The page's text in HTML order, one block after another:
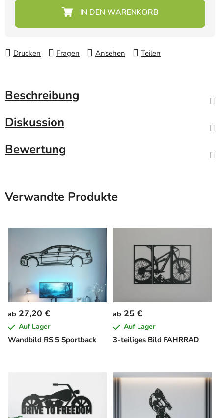
Verkaufspreis:
Drucken Fragen Ansehen Teilen
Beschreibung
Diskussion
Bewertung
Verwandte Produkte
Wandbild RS 5 Sportback
ab 27,20 €
Auf Lager
3-teiliges Bild FAHRRAD
ab 25 €
Auf Lager